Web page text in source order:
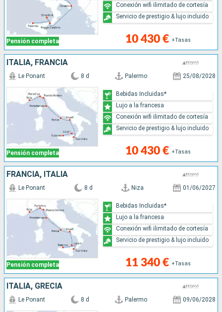
Pensión completa 10 430 € +Tasas
Conexión wifi ilimitado de cortesía
Servicio de prestigio & lujo incluido
ITALIA, FRANCIA
Pensión completa
Le Ponant 8 d Palermo 25/08/2028
10 430 € +Tasas
Bebidas Incluidas*
Lujo a la francesa
Conexión wifi ilimitado de cortesía
Servicio de prestigio & lujo incluido
FRANCIA, ITALIA
Pensión completa
Le Ponant 8 d Niza 01/06/2027
11 340 € +Tasas
Bebidas Incluidas*
Lujo a la francesa
Conexión wifi ilimitado de cortesía
Servicio de prestigio & lujo incluido
ITALIA, GRECIA
Le Ponant 8 d Palermo 09/06/2028